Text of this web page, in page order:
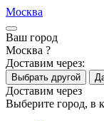
Москва
Ваш город
Москва ?
Доставим через:
Выбрать другой
Доставим через
Выберите город, в